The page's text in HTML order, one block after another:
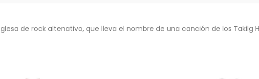
de rock altenativo, que lleva el nombre de una canción de los Takilg